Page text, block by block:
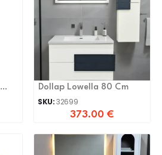
Dollap Lowella 80 Cm
SKU:32699
373.00 €